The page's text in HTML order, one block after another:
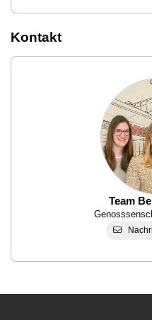
Kontakt
Team